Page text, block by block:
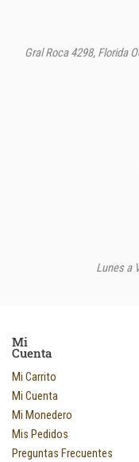
Gral Roca 4298, Florida
Lunes a
Mi
Cuenta
Mi Carrito
Mi Cuenta
Mi Monedero
Mis Pedidos
Preguntas Frecuentes